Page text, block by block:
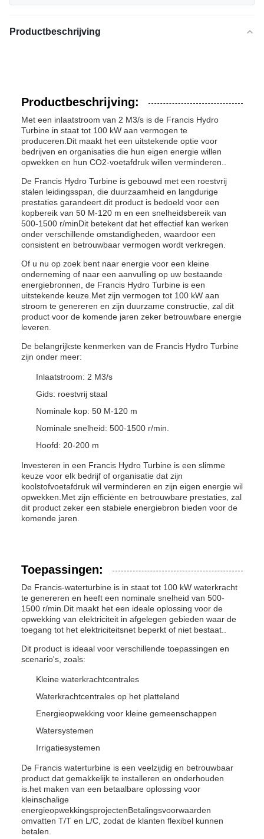
Productbeschrijving
Productbeschrijving:
Met een inlaatstroom van 2 M3/s is de Francis Hydro
Turbine in staat tot 100 kW aan vermogen te
produceren.Dit maakt het een uitstekende optie voor
bedrijven en organisaties die hun eigen energie willen
opwekken en hun CO2-voetafdruk willen verminderen..
De Francis Hydro Turbine is gebouwd met een roestvrij
stalen leidingsspan, die duurzaamheid en langdurige
prestaties garandeert.dit product is bedoeld voor een
kopbereik van 50 M-120 m en een snelheidsbereik van
500-1500 r/minDit betekent dat het effectief kan werken
onder verschillende omstandigheden, waardoor een
consistent en betrouwbaar vermogen wordt verkregen.
Of u nu op zoek bent naar energie voor een kleine
onderneming of naar een aanvulling op uw bestaande
energiebronnen, de Francis Hydro Turbine is een
uitstekende keuze.Met zijn vermogen tot 100 kW aan
stroom te genereren en zijn duurzame constructie, zal dit
product voor de komende jaren zeker betrouwbare energie
leveren.
De belangrijkste kenmerken van de Francis Hydro Turbine
zijn onder meer:
Inlaatstroom: 2 M3/s
Gids: roestvrij staal
Nominale kop: 50 M-120 m
Nominale snelheid: 500-1500 r/min.
Hoofd: 20-200 m
Investeren in een Francis Hydro Turbine is een slimme
keuze voor elk bedrijf of organisatie dat zijn
koolstofvoetafdruk wil verminderen en zijn eigen energie wil
opwekken.Met zijn efficiënte en betrouwbare prestaties, zal
dit product zeker een stabiele energiebron bieden voor de
komende jaren.
Toepassingen:
De Francis-waterturbine is in staat tot 100 kW waterkracht
te genereren en heeft een nominale snelheid van 500-
1500 r/min.Dit maakt het een ideale oplossing voor de
opwekking van elektriciteit in afgelegen gebieden waar de
toegang tot het elektriciteitsnet beperkt of niet bestaat..
Dit product is ideaal voor verschillende toepassingen en
scenario's, zoals:
Kleine waterkrachtcentrales
Waterkrachtcentrales op het platteland
Energieopwekking voor kleine gemeenschappen
Watersystemen
Irrigatiesystemen
De Francis waterturbine is een veelzijdig en betrouwbaar
product dat gemakkelijk te installeren en onderhouden
is.het maken van een betaalbare oplossing voor
kleinschalige
energieopwekkingsprojectenBetalingsvoorwaarden
omvatten T/T en L/C, zodat de klanten flexibel kunnen
betalen.